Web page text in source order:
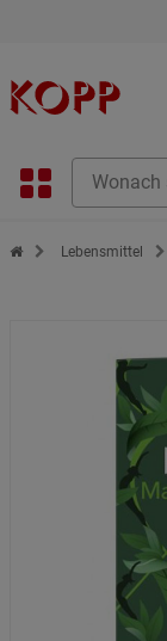
Zur Startseite des Kopp
Lebensmittel